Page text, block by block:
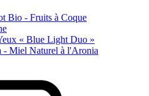
Bio - Fruits à Coque
« Blue Light Duo »
- Miel Naturel à l'Aronia